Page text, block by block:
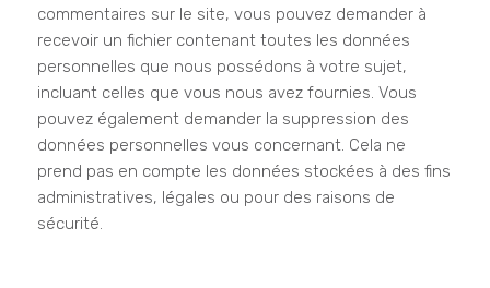
commentaires sur le site, vous pouvez demander à
recevoir un fichier contenant toutes les données
personnelles que nous possédons à votre sujet,
incluant celles que vous nous avez fournies. Vous
pouvez également demander la suppression des
données personnelles vous concernant. Cela ne
prend pas en compte les données stockées à des fins
administratives, légales ou pour des raisons de
sécurité.